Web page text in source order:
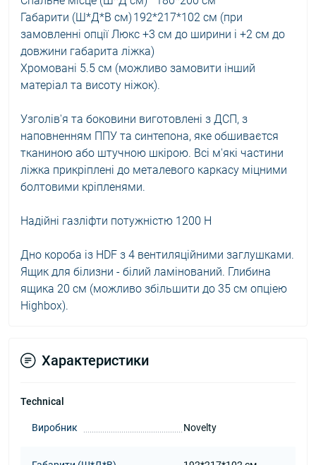
Габарити (Ш*Д*В см) 192*217*102 см (при
замовленні опції Люкс +3 см до ширини і +2 см до
довжини габарита ліжка)
Хромовані 5.5 см (можливо замовити інший
матеріал та висоту ніжок).
Узголів'я та боковини виготовлені з ДСП, з
наповненням ППУ та синтепона, яке обшиваєтся
тканиною або штучною шкірою. Всі м'які частини
ліжка прикріплені до металевого каркасу міцними
болтовими кріпленями.
Надійні газліфти потужністю 1200 Н
Дно короба із HDF з 4 вентиляційними заглушками.
Ящик для білизни - білий ламінований. Глибина
ящика 20 см (можливо збільшити до 35 см опціею
Highbox).
Характеристики
Technical
Виробник Novelty